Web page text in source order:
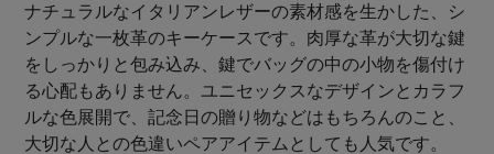
ナチュラルなイタリアンレザーの素材感を生かした、シ
ンプルな一枚革のキーケースです。肉厚な革が大切な鍵
をしっかりと包み込み、鍵でバッグの中の小物を傷付け
る心配もありません。ユニセックスなデザインとカラフ
ルな色展開で、記念日の贈り物などはもちろんのこと、
大切な人との色違いペアアイテムとしても人気です。